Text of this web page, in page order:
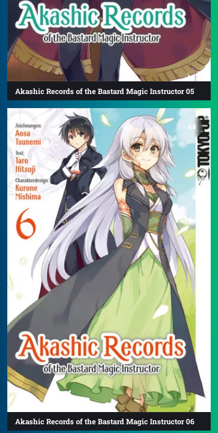
Akashic Records of the Bastard Magic Instructor 05
4.8
Akashic Records of the Bastard Magic Instructor 06